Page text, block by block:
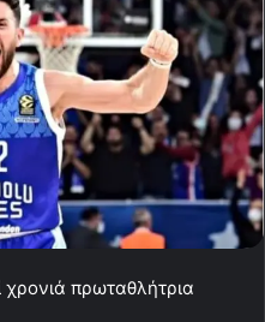
χρονιά πρωταθλήτρια